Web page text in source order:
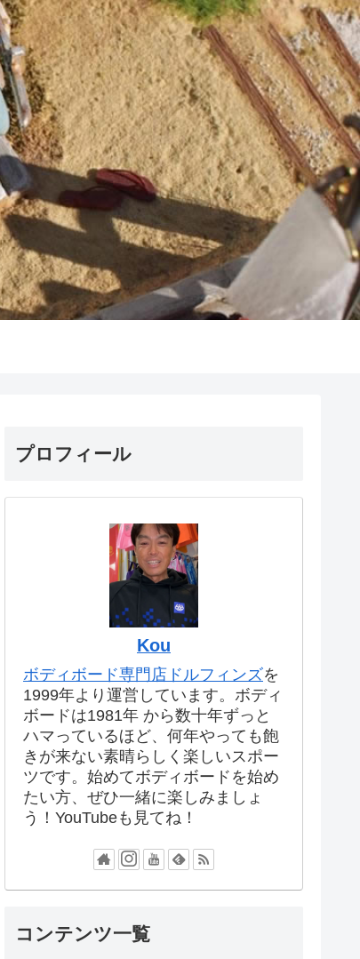
プロフィール
Kou
ボディボード専門店ドルフィンズを
1999年より運営しています。ボディ
ボードは1981年 から数十年ずっと
ハマっているほど、何年やっても飽
きが来ない素晴らしく楽しいスポー
ツです。始めてボディボードを始め
たい方、ぜひ一緒に楽しみましょ
う！YouTubeも見てね！
コンテンツ一覧